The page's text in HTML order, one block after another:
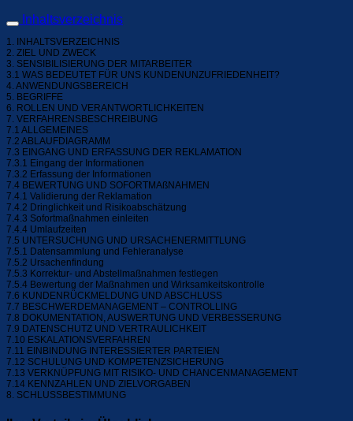
Inhaltsverzeichnis
1. INHALTSVERZEICHNIS
2. ZIEL UND ZWECK
3. SENSIBILISIERUNG DER MITARBEITER
3.1 WAS BEDEUTET FÜR UNS KUNDENUNZUFRIEDENHEIT?
4. ANWENDUNGSBEREICH
5. BEGRIFFE
6. ROLLEN UND VERANTWORTLICHKEITEN
7. VERFAHRENSBESCHREIBUNG
7.1 ALLGEMEINES
7.2 ABLAUFDIAGRAMM
7.3 EINGANG UND ERFASSUNG DER REKLAMATION
7.3.1 Eingang der Informationen
7.3.2 Erfassung der Informationen
7.4 BEWERTUNG UND SOFORTMAßNAHMEN
7.4.1 Validierung der Reklamation
7.4.2 Dringlichkeit und Risikoabschätzung
7.4.3 Sofortmaßnahmen einleiten
7.4.4 Umlaufzeiten
7.5 UNTERSUCHUNG UND URSACHENERMITTLUNG
7.5.1 Datensammlung und Fehleranalyse
7.5.2 Ursachenfindung
7.5.3 Korrektur- und Abstellmaßnahmen festlegen
7.5.4 Bewertung der Maßnahmen und Wirksamkeitskontrolle
7.6 KUNDENRÜCKMELDUNG UND ABSCHLUSS
7.7 BESCHWERDEMANAGEMENT – CONTROLLING
7.8 DOKUMENTATION, AUSWERTUNG UND VERBESSERUNG
7.9 DATENSCHUTZ UND VERTRAULICHKEIT
7.10 ESKALATIONSVERFAHREN
7.11 EINBINDUNG INTERESSIERTER PARTEIEN
7.12 SCHULUNG UND KOMPETENZSICHERUNG
7.13 VERKNÜPFUNG MIT RISIKO- UND CHANCENMANAGEMENT
7.14 KENNZAHLEN UND ZIELVORGABEN
8. SCHLUSSBESTIMMUNG